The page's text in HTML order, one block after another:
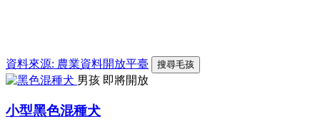
資料來源: 農業資料開放平臺 搜尋毛孩
男孩 即將開放
小型黑色混種犬